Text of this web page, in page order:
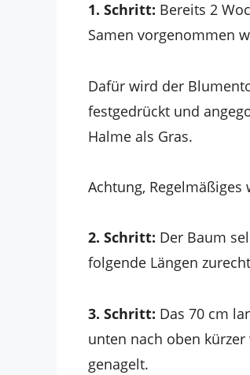
1. Schritt: Bereits 2
Samen vorgenommen
Dafür wird der
festgedrückt und
Halme als Gras.
Achtung, Regelmäßiges
2. Schritt: Der Baum
folgende Längen
3. Schritt: Das 70 cm
unten nach oben kürzer
genagelt.